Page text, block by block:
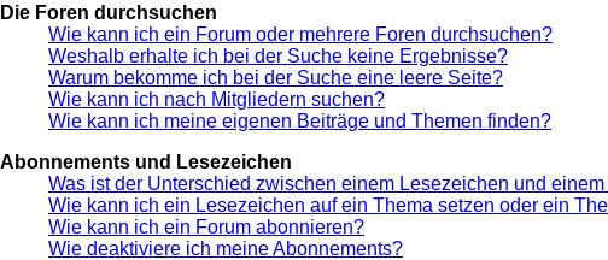
Die Foren durchsuchen
Wie kann ich ein Forum oder mehrere Foren durchsuchen?
Weshalb erhalte ich bei der Suche keine Ergebnisse?
Warum bekomme ich bei der Suche eine leere Seite?
Wie kann ich nach Mitgliedern suchen?
Wie kann ich meine eigenen Beiträge und Themen finden?
Abonnements und Lesezeichen
Was ist der Unterschied zwischen einem Lesezeichen und
Wie kann ich ein Lesezeichen auf ein Thema setzen oder ein
Wie kann ich ein Forum abonnieren?
Wie deaktiviere ich meine Abonnements?